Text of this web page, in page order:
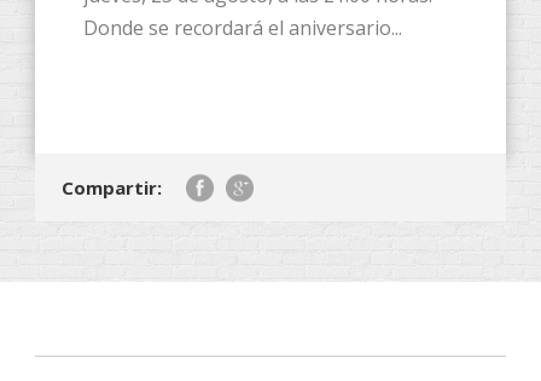
Donde se recordará el aniversario...
Compartir: